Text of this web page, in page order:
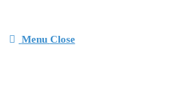
Menu Close